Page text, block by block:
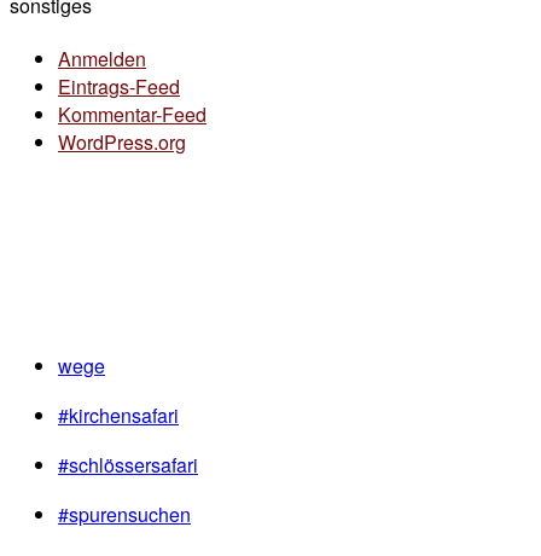
Anmelden
Eintrags-Feed
Kommentar-Feed
WordPress.org
wege
#kirchensafari
#schlössersafari
#spurensuchen